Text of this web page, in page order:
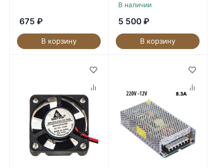
675 ₽
В корзину
В наличии
5 500 ₽
В корзину